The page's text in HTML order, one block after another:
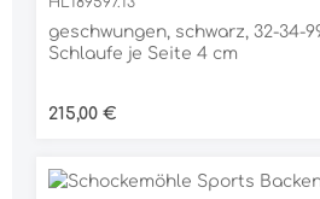
geschwungen, schwarz, 32-34-
Schlaufe je Seite 4 cm
Regulärer Preis:
215,00 €